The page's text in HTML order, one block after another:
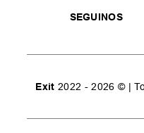
SEGUINOS
Exit 2022 - 2026 © |